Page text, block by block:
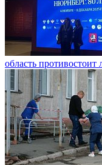
область